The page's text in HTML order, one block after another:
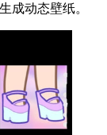
成动态壁纸。